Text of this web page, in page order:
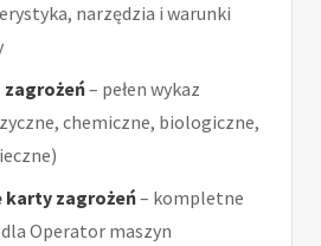
narzędzia i warunki
– pełen wykaz
chemiczne, biologiczne,
karty zagrożeń– kompletne
Operator maszyn